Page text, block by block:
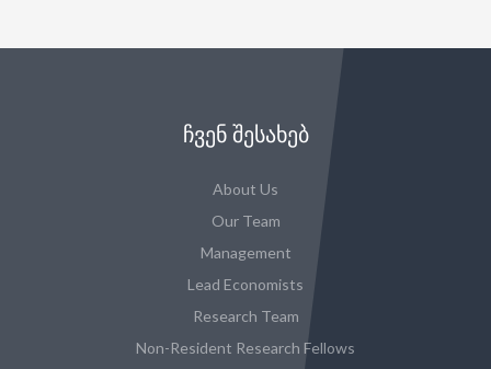
ᲩᲕᲔᲜ ᲨᲔᲡᲐᲮᲔᲑ
About Us
Our Team
Management
Lead Economists
Research Team
Non-Resident Research Fellows